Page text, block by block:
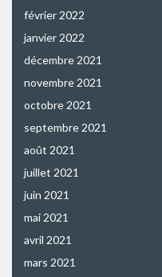
février 2022
janvier 2022
décembre 2021
novembre 2021
octobre 2021
septembre 2021
août 2021
juillet 2021
juin 2021
mai 2021
avril 2021
mars 2021